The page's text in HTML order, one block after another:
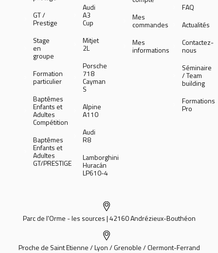
GT /
Prestige
Stage
en
groupe
Formation
particulier
Baptêmes
Enfants et
Adultes
Compétition
Baptêmes
Enfants et
Adultes
GT/PRESTIGE
Audi
A3
Cup
Mitjet
2L
Porsche
718
Cayman
S
Alpine
A110
Audi
R8
Lamborghini
Huracán
LP610-4
Mes
commandes
Mes
informations
FAQ
Actualités
Contactez-
nous
Séminaire
/ Team
building
Formations
Pro
Parc de l'Orme - les sources | 42160 Andrézieux-Bouthéon
Proche de Saint Etienne / Lyon / Grenoble / Clermont-Ferrand